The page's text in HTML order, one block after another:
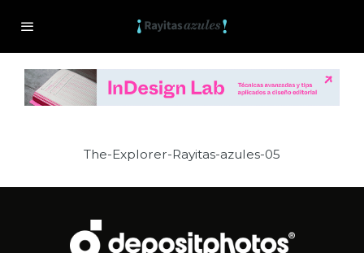
The-Explorer-Rayitas-azules-05